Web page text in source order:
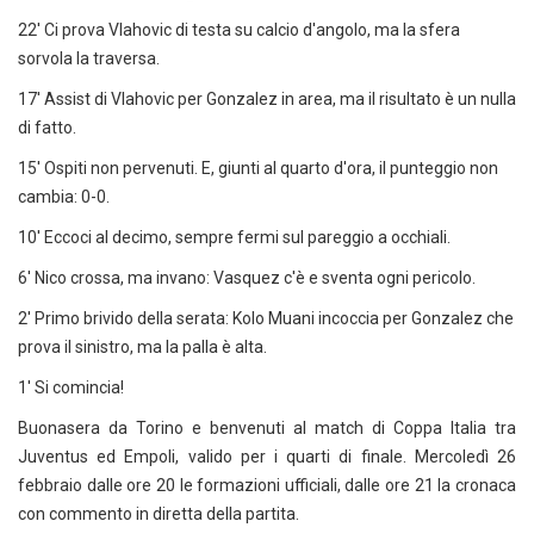
22' Ci prova Vlahovic di testa su calcio d'angolo, ma la sfera
sorvola la traversa.
17' Assist di Vlahovic per Gonzalez in area, ma il risultato è un nulla
di fatto.
15' Ospiti non pervenuti. E, giunti al quarto d'ora, il punteggio non
cambia: 0-0.
10' Eccoci al decimo, sempre fermi sul pareggio a occhiali.
6' Nico crossa, ma invano: Vasquez c'è e sventa ogni pericolo.
2' Primo brivido della serata: Kolo Muani incoccia per Gonzalez che
prova il sinistro, ma la palla è alta.
1' Si comincia!
Buonasera da Torino e benvenuti al match di Coppa Italia tra
Juventus ed Empoli, valido per i quarti di finale. Mercoledì 26
febbraio dalle ore 20 le formazioni ufficiali, dalle ore 21 la cronaca
con commento in diretta della partita.